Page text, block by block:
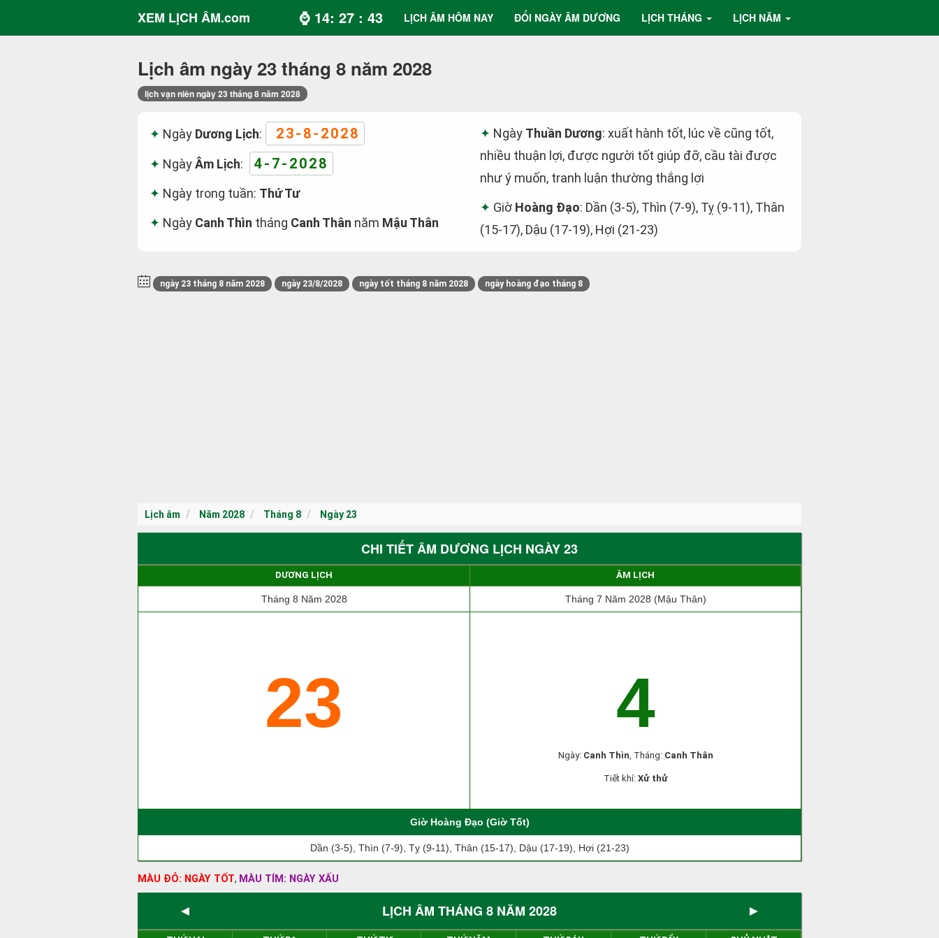
XEM LỊCH ÂM.com ⌚ 14: 27 : 44 LỊCH ÂM HÔM NAY ĐỔI NGÀY ÂM DƯƠNG LỊCH THÁNG LỊCH NĂM
Lịch âm ngày 23 tháng 8 năm 2028
lịch vạn niên ngày 23 tháng 8 năm 2028
Ngày Dương Lịch: 23-8-2028
NgàyÂm Lịch: 4-7-2028
Ngày trong tuần: Thứ Tư
Ngày Canh Thìn tháng Canh Thân năm Mậu Thân
Ngày Thuần Dương: xuất hành tốt, lúc về cũng tốt,
nhiều thuận lợi, được người tốt giúp đỡ, cầu tài được
như ý muốn, tranh luận thường thắng lợi
Giờ Hoàng Đạo: Dần (3-5), Thìn (7-9), Tỵ (9-11), Thân
(15-17), Dậu (17-19), Hợi (21-23)
ngày 23 tháng 8 năm 2028 ngày 23/8/2028 ngày tốt tháng 8 năm 2028 ngày hoàng đạo tháng 8
Lịch âm Năm 2028 Tháng 8 Ngày 23
CHI TIẾT ÂM DƯƠNG LỊCH NGÀY 23
DƯƠNG LỊCH ÂM LỊCH
Tháng 8 Năm 2028 Tháng 7 Năm 2028 (Mậu Thân)
23 4
Ngày: Canh Thìn, Tháng: Canh Thân
Tiết khí: Xử thử
Giờ Hoàng Đạo (Giờ Tốt)
Dần (3-5), Thìn (7-9), Tỵ (9-11), Thân (15-17), Dậu (17-19), Hợi (21-23)
MÀU ĐỎ: NGÀY TỐT, MÀU TÍM: NGÀY XẤU
◄ LỊCH ÂM THÁNG 8 NĂM 2028 ►